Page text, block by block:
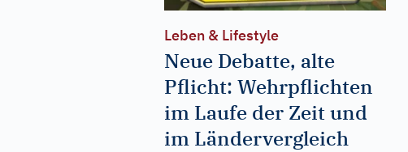
Leben & Lifestyle
Neue Debatte, alte
Pflicht: Wehrpflichten
im Laufe der Zeit und
im Ländervergleich